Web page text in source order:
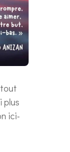
tout
plus
ici-